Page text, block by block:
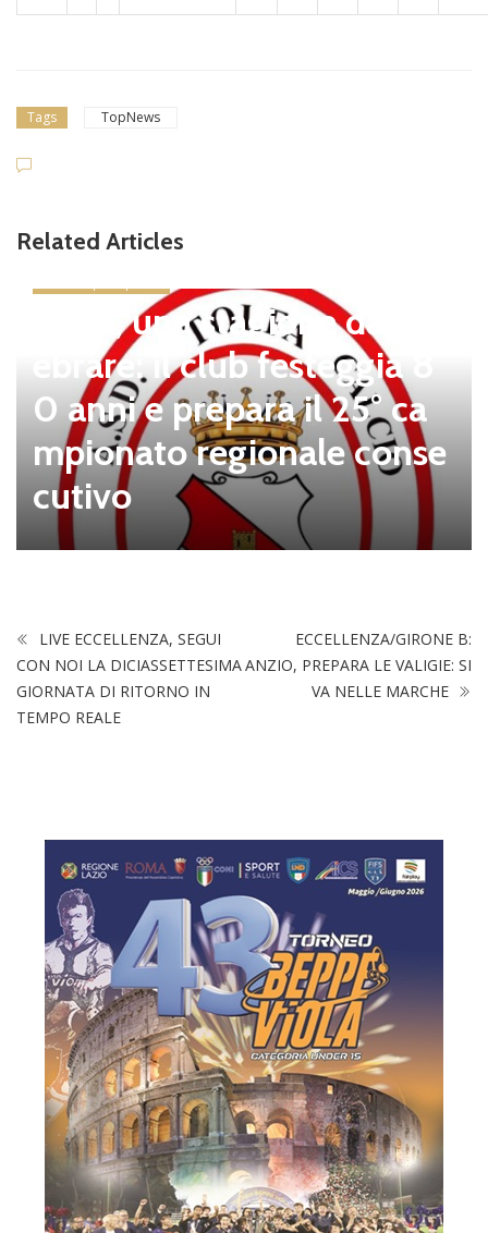
Tags TopNews
Related Articles
Tolfa, una stagione da cel
ebrare: il club festeggia 8
0 anni e prepara il 25° ca
mpionato regionale conse
cutivo
LIVE ECCELLENZA, SEGUI
CON NOI LA DICIASSETTESIMA
GIORNATA DI RITORNO IN
TEMPO REALE
ECCELLENZA/GIRONE B:
ANZIO, PREPARA LE VALIGIE: SI
VA NELLE MARCHE